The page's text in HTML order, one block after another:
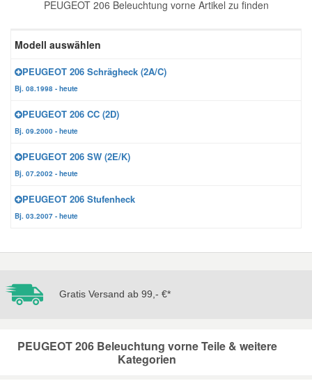
PEUGEOT 206 Beleuchtung vorne Artikel zu finden
Modell auswählen
PEUGEOT 206 Schrägheck (2A/C)
Bj. 08.1998 - heute
PEUGEOT 206 CC (2D)
Bj. 09.2000 - heute
PEUGEOT 206 SW (2E/K)
Bj. 07.2002 - heute
PEUGEOT 206 Stufenheck
Bj. 03.2007 - heute
Gratis Versand ab 99,- €*
PEUGEOT 206 Beleuchtung vorne Teile & weitere
Kategorien
Zündanlage und Glühanlage
Jeep Ersatzteile
Lancia Ersatzteile
Mazda Ersatzteile